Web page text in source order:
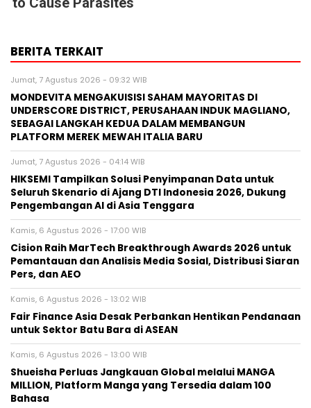
BERITA TERKAIT
Jumat, 7 Agustus 2026 - 09:32 WIB
MONDEVITA MENGAKUISISI SAHAM MAYORITAS DI
UNDERSCORE DISTRICT, PERUSAHAAN INDUK MAGLIANO,
SEBAGAI LANGKAH KEDUA DALAM MEMBANGUN
PLATFORM MEREK MEWAH ITALIA BARU
Jumat, 7 Agustus 2026 - 04:14 WIB
HIKSEMI Tampilkan Solusi Penyimpanan Data untuk
Seluruh Skenario di Ajang DTI Indonesia 2026, Dukung
Pengembangan AI di Asia Tenggara
Kamis, 6 Agustus 2026 - 17:00 WIB
Cision Raih MarTech Breakthrough Awards 2026 untuk
Pemantauan dan Analisis Media Sosial, Distribusi Siaran
Pers, dan AEO
Kamis, 6 Agustus 2026 - 13:02 WIB
Fair Finance Asia Desak Perbankan Hentikan Pendanaan
untuk Sektor Batu Bara di ASEAN
Kamis, 6 Agustus 2026 - 13:00 WIB
Shueisha Perluas Jangkauan Global melalui MANGA
MILLION, Platform Manga yang Tersedia dalam 100
Bahasa